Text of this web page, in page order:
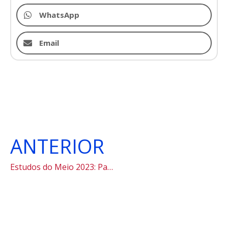
WhatsApp
Email
ANTERIOR
Estudos do Meio 2023: Paraty